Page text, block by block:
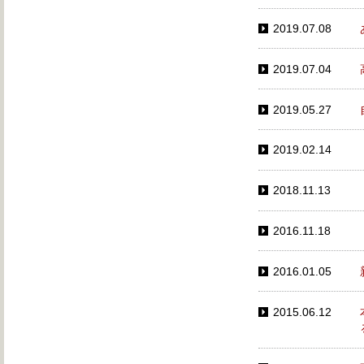
2019.07.08
2019.07.04
2019.05.27
2019.02.14
2018.11.13
2016.11.18
2016.01.05
2015.06.12